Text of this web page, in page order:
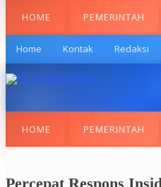
HOME PEMERINTAH
Home Kontak Redaksi
HOME PEMERINTAH
Percepat Respons